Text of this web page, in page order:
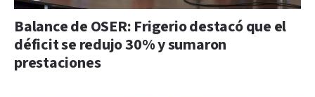
Balance de OSER: Frigerio destacó que el
déficit se redujo 30% y sumaron
prestaciones